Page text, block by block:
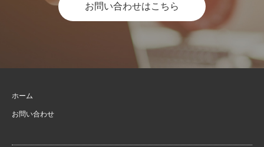
お問い合わせはこちら
ホーム
お問い合わせ